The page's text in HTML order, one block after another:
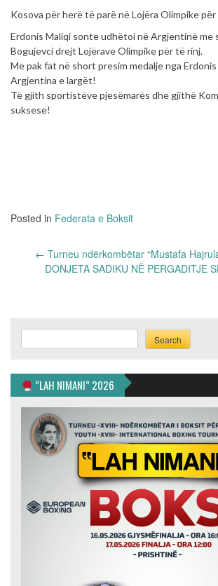
Kosova për herë të parë në Lojëra Olimpike
Erdonis Maliqi sonte udhëtoi në Argjentinë me
Bogujevci drejt Lojërave Olimpike për të rinj.
Me pak fat në short presim medalje nga Erdonis
Argjentina e largët!
Të gjith sportistëve pjesëmarës dhe gjithë
suksese!
Posted in Federata e Boksit
navigation
← Turneu ndërkombëtar “Mustafa
DONJETA SADIKU NË PERGADITJE
Search
”LAH NIMANI” 2026